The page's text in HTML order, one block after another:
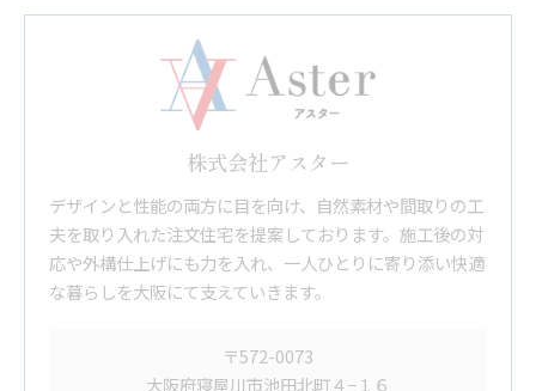
株式会社アスター
デザインと性能の両方に目を向け、自然素材や間取りの工
夫を取り入れた注文住宅を提案しております。施工後の対
応や外構仕上げにも力を入れ、一人ひとりに寄り添い快適
な暮らしを大阪にて支えていきます。
〒572-0073
大阪府寝屋川市池田北町４−１６